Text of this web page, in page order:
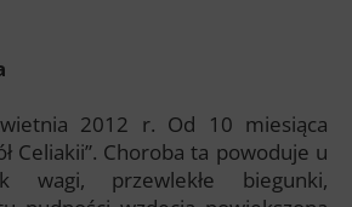
2012 r. Od 10 miesiąca
Celiakii”. Choroba ta powoduje u
wagi, przewlekłe biegunki,